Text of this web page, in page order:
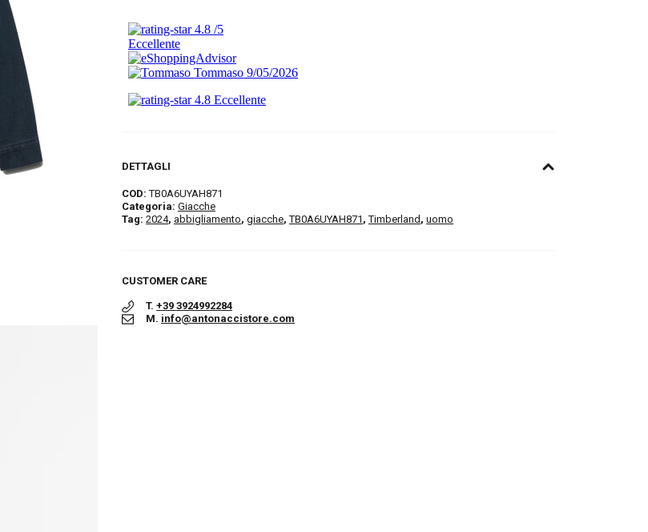
DETTAGLI
COD:TB0A6UYAH871
Categoria: Giacche
Tag: 2024, abbigliamento, giacche,TB0A6UYAH871 ,Timberland , uomo
CUSTOMER CARE
T. +39 3924992284
M. info@antonaccistore.com